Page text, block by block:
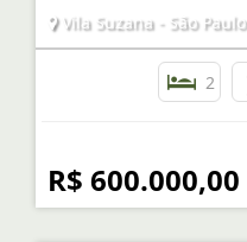
Vila Suzana - São Paulo
2
R$ 600.000,00